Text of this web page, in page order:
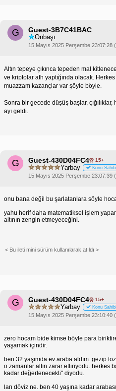
G Guest-3B7C41BAC
Onbaşı
15 Mayıs 2025 Perşembe 23:07:28
Altın tepeye çıkınca tepeden mal
ve kriptolar ath yaptığında olacak.
muazzam kazançlar var şöyle böyle.
Sonra bir gecede düşüş başlar,
ayı geldi.
G Guest-430D04FC4 15+
Yarbay Konu Sahibi
15 Mayıs 2025 Perşembe 23:07:39
onu bana değil bu şarlatanlara söyle
yahu herif daha matematiksel işlem
altının zengin etmeyeceğini.
< Bu ileti mini sürüm kullanılarak atıldı >
G Guest-430D04FC4 15+
Yarbay Konu Sahibi
15 Mayıs 2025 Perşembe 23:10:40
zero hocam bide kimse böyle para
yaşamak içindir.
ben 32 yaşımda ev araba aldım. gezip
o zamanlar altın zarar ettiriyodu. herkes
kadar değerlenecekti" diyodu.
lan döviz ne. ben 40 yaşına kadar